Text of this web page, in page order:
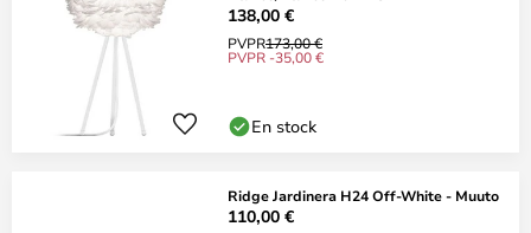
138,00 €
PVPR173,00 €
PVPR -35,00 €
En stock
Ridge Jardinera H24 Off-White - Muuto
110,00 €